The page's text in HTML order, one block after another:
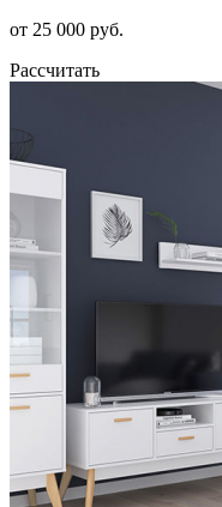
от 25 000 руб.
Рассчитать